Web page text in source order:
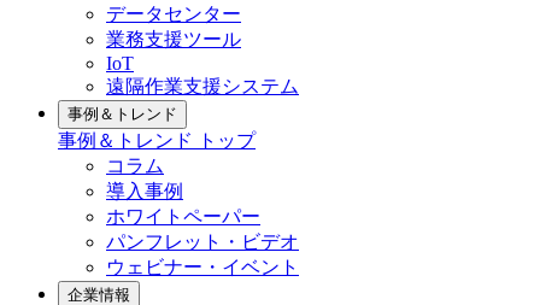
データセンター
業務支援ツール
IoT
遠隔作業支援システム
事例＆トレンド
事例＆トレンド トップ
コラム
導入事例
ホワイトペーパー
パンフレット・ビデオ
ウェビナー・イベント
企業情報